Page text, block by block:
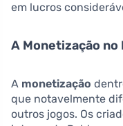
em lucros
A Monetização no
A monetização
que notavelmente
outros jogos. Os